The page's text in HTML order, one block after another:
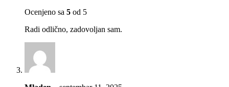
Ocenjeno sa 5 od 5
Radi odlično, zadovoljan sam.